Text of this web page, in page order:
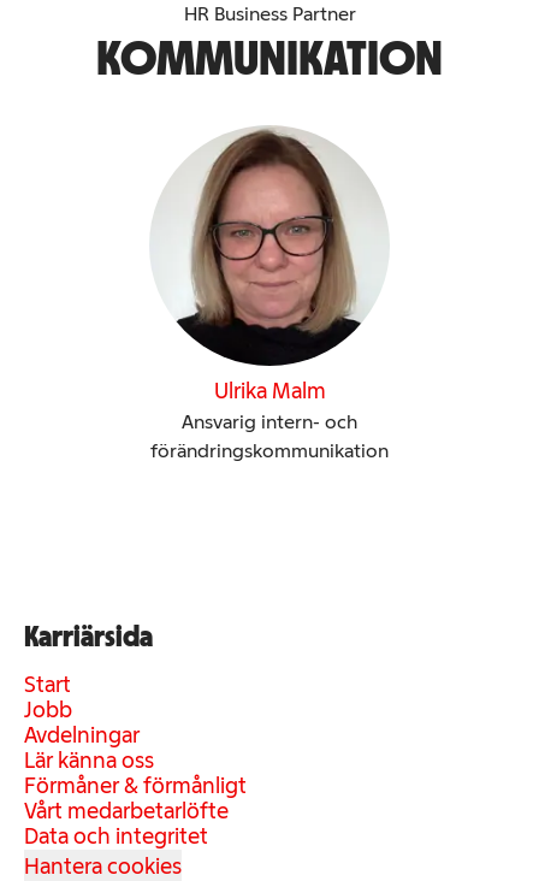
HR Business Partner
KOMMUNIKATION
Ulrika Malm
Ansvarig intern- och
förändringskommunikation
Karriärsida
Start
Jobb
Avdelningar
Lär känna oss
Förmåner & förmånligt
Vårt medarbetarlöfte
Data och integritet
Hantera cookies